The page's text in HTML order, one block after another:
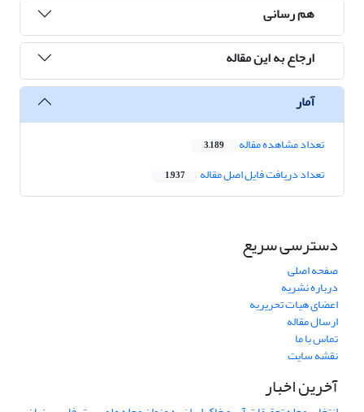
هم رسانی
ارجاع به این مقاله
آمار
تعداد مشاهده مقاله 3,189
تعداد دریافت فایل اصل مقاله 1,937
دسترسی سریع
صفحه اصلی
درباره نشریه
اعضای هیات تحریریه
ارسال مقاله
تماس با ما
نقشه سایت
آخرین اخبار